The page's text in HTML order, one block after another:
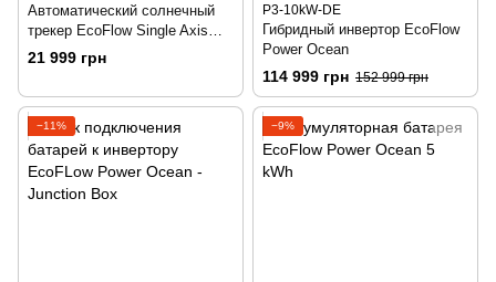
Автоматический солнечный
трекер EcoFlow Single Axis
Solar Tracker для солнечной
панели на 400 Вт
21 999 грн
P3-10kW-DE
Гибридный инвертор EcoFlow
Power Ocean
114 999 грн 152 999 грн
−11% −9%